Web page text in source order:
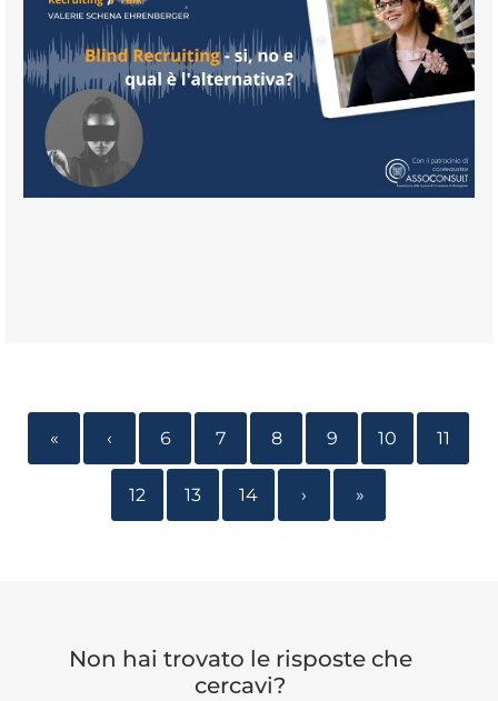
« ‹ 6 7 8 9 10 11
12 13 14 › »
Non hai trovato le risposte che
cercavi?